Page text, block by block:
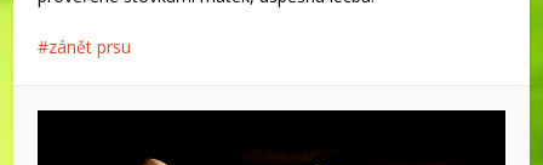
zánět prsu